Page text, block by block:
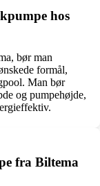
hos
bør man
formål,
Man bør
og pumpehøjde,
fra Biltema